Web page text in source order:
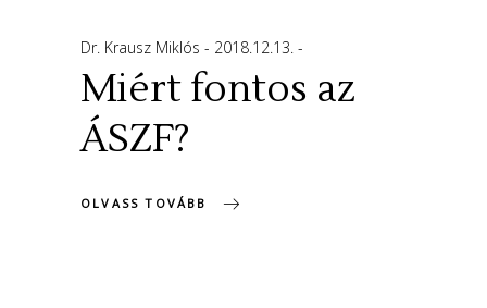
Dr. Krausz Miklós 2018.12.13.
Miért fontos az
ÁSZF?
OLVASS TOVÁBB